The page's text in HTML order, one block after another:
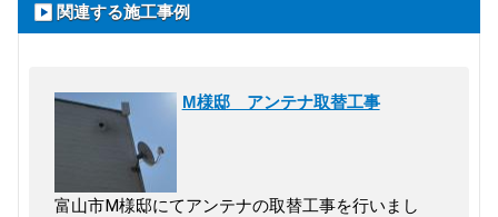
関連する施工事例
M様邸 アンテナ取替工事
富山市M様邸にてアンテナの取替工事を行いまし